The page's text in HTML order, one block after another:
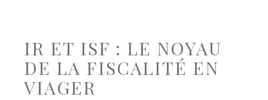
IR ET ISF : LE NOYAU
DE LA FISCALITÉ EN
VIAGER